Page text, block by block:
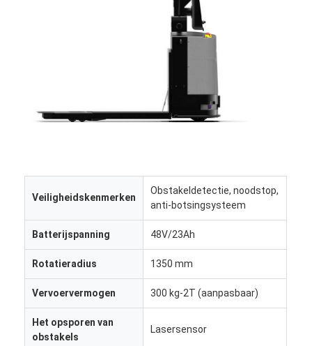
Veiligheidskenmerken
Obstakeldetectie, noodstop,
anti-botsingsysteem
Batterijspanning 48V/23Ah
Rotatieradius 1350 mm
Vervoervermogen 300 kg-2T (aanpasbaar)
Het opsporen van
obstakels
Lasersensor